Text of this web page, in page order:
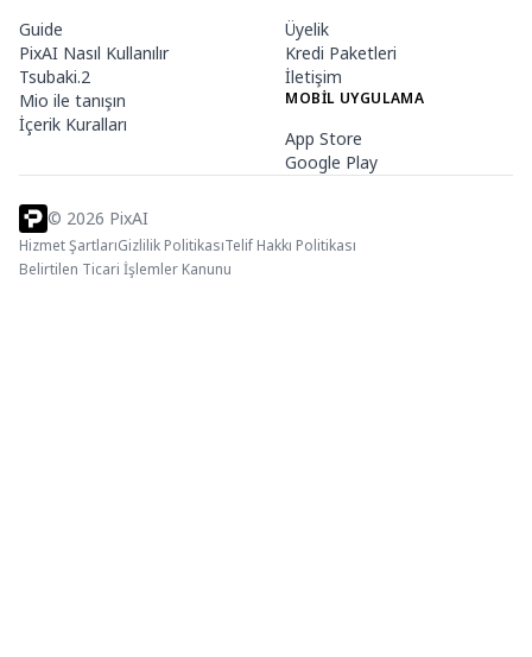
Guide
PixAI Nasıl Kullanılır
Tsubaki.2
Mio ile tanışın
İçerik Kuralları
Üyelik
Kredi Paketleri
İletişim
MOBIL UYGULAMA
App Store
Google Play
© 2026 PixAI
Hizmet ŞartlarıGizlilik PolitikasıTelif Hakkı Politikası
Belirtilen Ticari İşlemler Kanunu